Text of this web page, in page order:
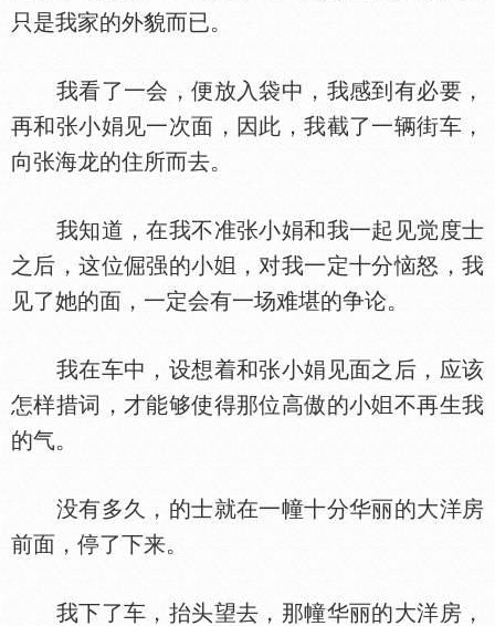
只是我家的外貌而已。
我看了一会，便放入袋中，我感到有必要，
再和张小娟见一次面，因此，我截了一辆街车，
向张海龙的住所而去。
我知道，在我不准张小娟和我一起见觉度士
之后，这位倔强的小
，对我一定十分恼怒，我
见了她的面，一定会有一场难堪的争论。
我在车中，设想着和张小娟见面之后，应该
怎样措词，才能够使得那位高傲的小
不再生我
的气。
没有多久，的士就在一幢十分华丽的大洋房
前面，停了下来。
我下了车，抬头望去，那幢华丽的大洋房，